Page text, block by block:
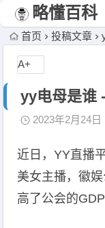
略懂百科
首页 投稿文章
yy电母是谁
2023年2月24日
近日，YY直播
美女主播，徽
高了公会的GDP
A+